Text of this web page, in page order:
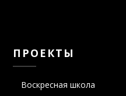
ПРОЕКТЫ
Воскресная школа